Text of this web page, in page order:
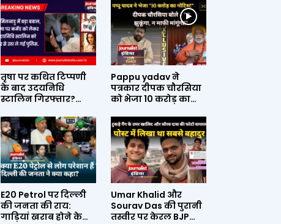
तृषा पर कथित टिप्पणी
के बाद उदयनिधि
स्टालिन गिरफ्तार?…
Pappu yadav ने
पत्रकार दीपक चौरसिया
को भेजा 10 करोड़ का…
E20 Petrol पर दिल्ली
की जनता की राय:
गाड़ियां खराब होने के…
Umar Khalid और
Sourav Das की पुरानी
तस्वीर पर केरल BJP…